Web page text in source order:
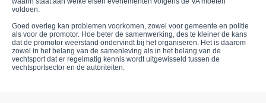
voldoen.
Goed overleg kan problemen voorkomen, zowel voor gemeente en politie
als voor de promotor. Hoe beter de samenwerking, des te kleiner de kans
dat de promotor weerstand ondervindt bij het organiseren. Het is daarom
zowel in het belang van de samenleving als in het belang van de
vechtsport dat er regelmatig kennis wordt uitgewisseld tussen de
vechtsportsector en de autoriteiten.